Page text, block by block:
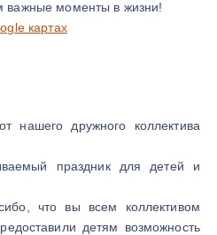
важные моменты в жизни!
картах
нашего дружного коллектива
праздник для детей и
что вы всем коллективом
детям возможность